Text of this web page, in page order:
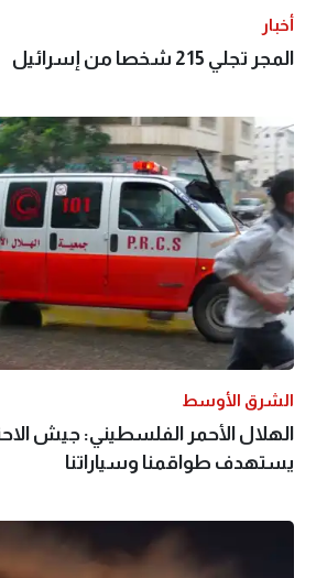
أخبار
المجر تجلي 215 شخصا من إسرائيل
الشرق الأوسط
الهلال الأحمر الفلسطيني: جيش
يستهدف طواقمنا وسياراتنا